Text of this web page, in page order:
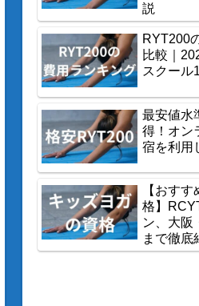
説
RYT200
比較｜
スクール
最安値水
得！オン
宿を利用
【おす
格】
ン、大阪
まで徹底